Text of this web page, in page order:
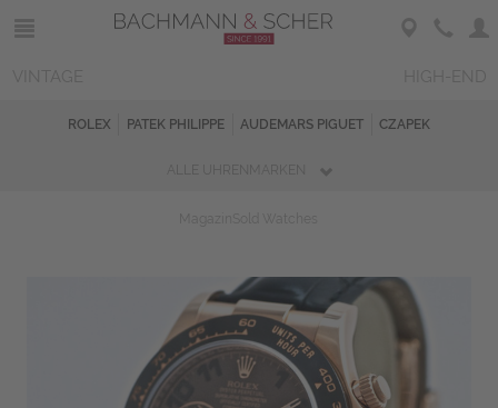
ROLEX PATEK PHILIPPE AUDEMARS PIGUET CZAPEK